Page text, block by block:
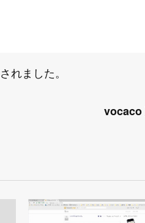
れました。
vocaco